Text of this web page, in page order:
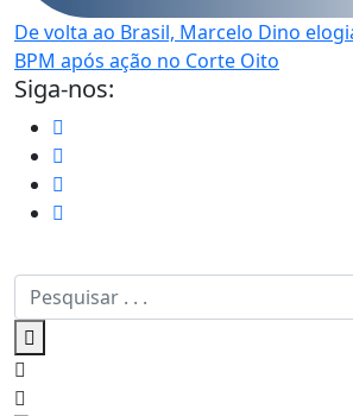
De volta ao Brasil, Marcelo Dino
BPM após ação no Corte Oito
Siga-nos: